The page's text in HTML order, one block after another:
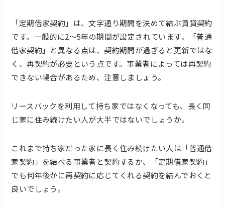
「定期借家契約」は、文字通り期間を決めて結ぶ賃貸契約
です。一般的に2～5年の期間が設定されています。「普通
借家契約」と異なる点は、契約期間が過ぎると更新ではな
く、再契約が必要という点です。事業者によっては再契約
できない場合があるため、注意しましょう。
リースバックを利用して持ち家ではなくなっても、長く同
じ家に住み続けたい人が大半ではないでしょうか。
これまで持ち家だった家に長く住み続けたい人は「普通借
家契約」を結べる事業者と契約するか、「定期借家契約」
でも何年後かに再契約に応じてくれる契約を結んでおくと
良いでしょう。